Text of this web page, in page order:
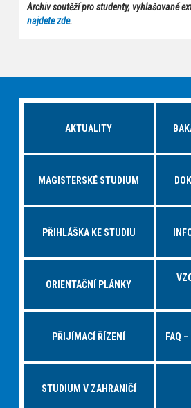
Archiv soutěží pro studenty, vyhlašované
najdete zde.
AKTUALITY
MAGISTERSKÉ STUDIUM
PŘIHLÁŠKA KE STUDIU
ORIENTAČNÍ PLÁNKY
PŘIJÍMACÍ ŘÍZENÍ FAQ
STUDIUM V ZAHRANIČÍ